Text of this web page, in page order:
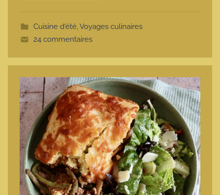
t
Cuisine d'été,Voyages culinaires
24 commentaires